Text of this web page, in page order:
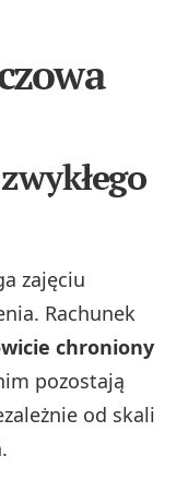
zajęciu
Rachunek
chroniony
pozostają
od skali